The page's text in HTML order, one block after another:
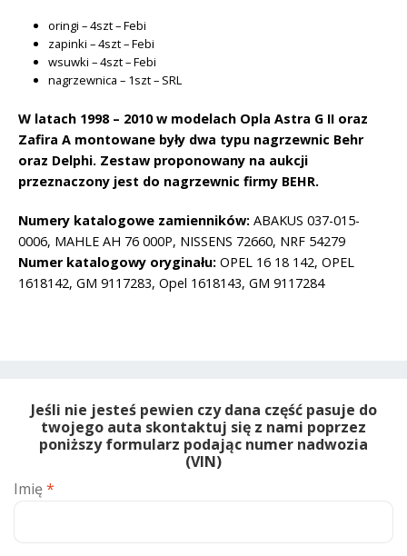
oringi – 4szt – Febi
zapinki – 4szt – Febi
wsuwki – 4szt – Febi
nagrzewnica – 1szt – SRL
W latach 1998 – 2010 w modelach Opla Astra G II oraz
Zafira A montowane były dwa typu nagrzewnic Behr
oraz Delphi. Zestaw proponowany na aukcji
przeznaczony jest do nagrzewnic firmy BEHR.
Numery katalogowe zamienników: ABAKUS 037-015-
0006, MAHLE AH 76 000P, NISSENS 72660, NRF 54279
Numer katalogowy oryginału: OPEL 16 18 142, OPEL
1618142, GM 9117283, Opel 1618143, GM 9117284
Jeśli nie jesteś pewien czy dana część pasuje do
twojego auta skontaktuj się z nami poprzez
poniższy formularz podając numer nadwozia
(VIN)
Imię *